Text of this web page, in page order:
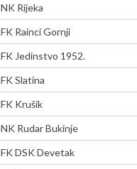
NK Rijeka
FK Rainci Gornji
FK Jedinstvo 1952.
FK Slatina
FK Krušik
NK Rudar Bukinje
FK DSK Devetak